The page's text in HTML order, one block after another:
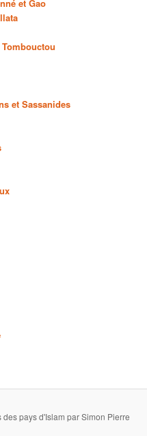
et Gao
et Sassanides
pays d'Islam par Simon Pierre